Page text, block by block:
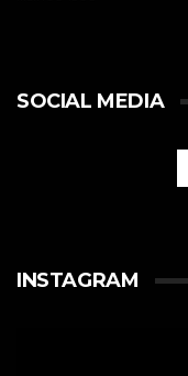
SOCIAL MEDIA
INSTAGRAM